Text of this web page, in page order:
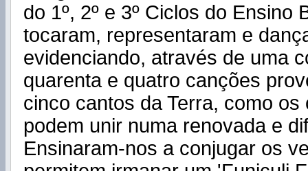
do 1º, 2º e 3º Ciclos do Ensino
tocaram, representaram e
evidenciando, através de uma
quarenta e quatro canções
cinco cantos da Terra, como os
podem unir numa renovada e
Ensinaram-nos a conjugar os